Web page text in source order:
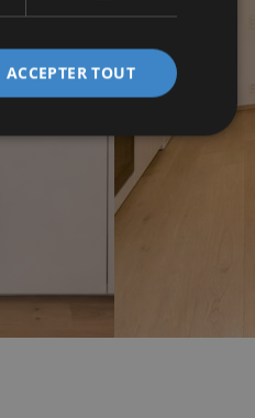
ACCEPTER TOUT